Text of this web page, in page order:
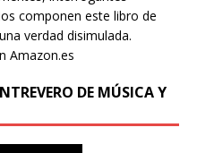
componen este libro de
verdad disimulada.
Amazon.es
DE MÚSICA Y